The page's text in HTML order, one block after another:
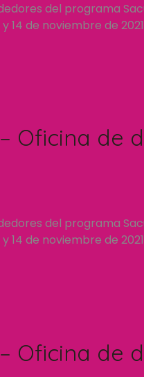
del programa
14 de noviembre de
Oficina de
del programa
14 de noviembre de
Oficina de